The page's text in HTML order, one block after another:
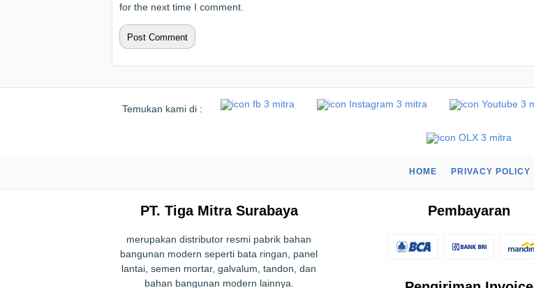
for the next time I comment.
Temukan kami di :
HOME PRIVACY POLICY
PT. Tiga Mitra Surabaya
merupakan distributor resmi pabrik bahan
bangunan modern seperti bata ringan, panel
lantai, semen mortar, galvalum, tandon, dan
bahan bangunan modern lainnya.
Pembayaran